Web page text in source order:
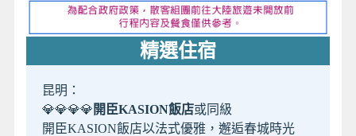
精選住宿
昆明：
💎💎💎💎 開臣KASION飯店或同級
開臣KASION飯店以法式優雅，邂逅春城時光